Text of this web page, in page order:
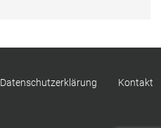
Datenschutzerklärung Kontakt